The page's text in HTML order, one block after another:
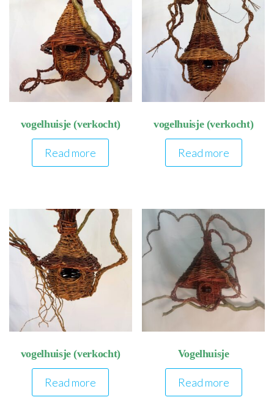
vogelhuisje (verkocht)
Read more
vogelhuisje (verkocht)
Read more
vogelhuisje (verkocht)
Read more
Vogelhuisje
Read more